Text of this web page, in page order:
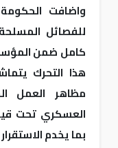
واضافت
للفصائل
كامل ضمن
هذا التحرك
مظاهر العمل
العسكري تحت
بما يخدم